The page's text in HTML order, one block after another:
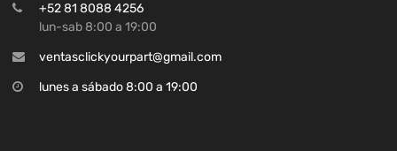
+52 81 8088 4256
lun-sab 8:00 a 19:00
ventasclickyourpart@gmail.com
lunes a sábado 8:00 a 19:00